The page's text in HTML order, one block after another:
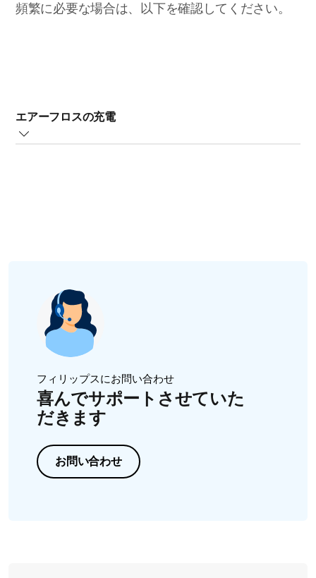
頻繁に必要な場合は、以下を確認してください。
エアーフロスの充電
注：充電表示ランプが黄色で点滅する場合は、バッテリ
ー残量が少なくなっており、充電が必要なことを示して
います（残りの使用可能回数は 3 回未満）。
それでも問題が解決しない場合は、フィリップスまでご
連絡ください。
フィリップスにお問い合わせ
喜んでサポートさせていた
だきます
お問い合わせ